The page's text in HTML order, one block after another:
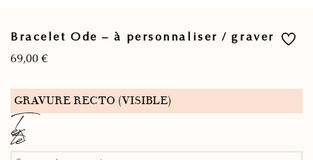
Bracelet Ode – à personnaliser / graver
69,00 €
GRAVURE RECTO (VISIBLE)
T
ex
te